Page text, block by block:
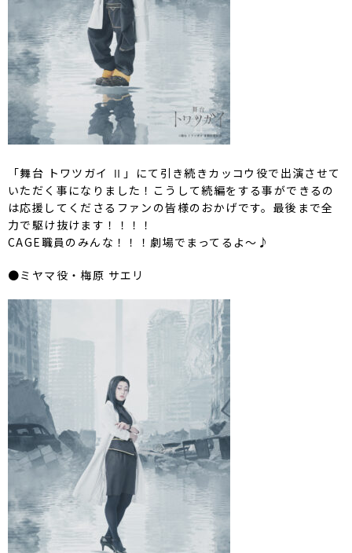
「舞台 トワツガイ Ⅱ」にて引き続きカッコウ役で出演させて
いただく事になりました！こうして続編をする事ができるの
は応援してくださるファンの皆様のおかげです。最後まで全
力で駆け抜けます！！！！
CAGE職員のみんな！！！劇場でまってるよ〜♪
●ミヤマ役・梅原 サエリ